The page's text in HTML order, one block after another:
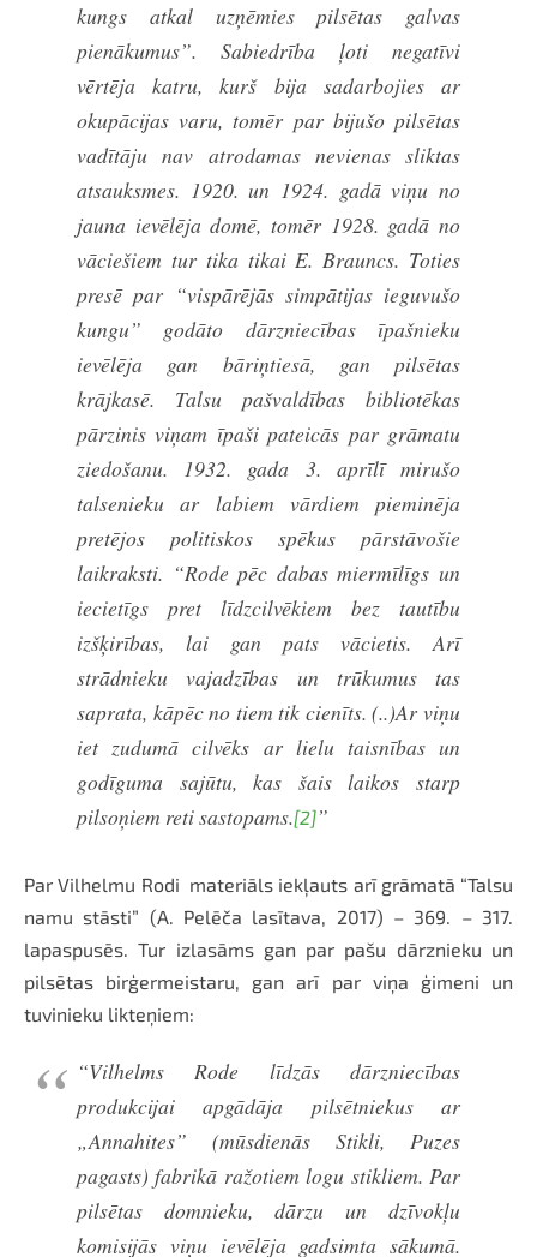
kungs atkal uzņēmies pilsētas galvas
pienākumus”. Sabiedrība ļoti negatīvi
vērtēja katru, kurš bija sadarbojies ar
okupācijas varu, tomēr par bijušo pilsētas
vadītāju nav atrodamas nevienas sliktas
atsauksmes. 1920. un 1924. gadā viņu no
jauna ievēlēja domē, tomēr 1928. gadā no
vāciešiem tur tika tikai E. Brauncs. Toties
presē par “vispārējās simpātijas ieguvušo
kungu” godāto dārzniecības īpašnieku
ievēlēja gan bāriņtiesā, gan pilsētas
krājkasē. Talsu pašvaldības bibliotēkas
pārzinis viņam īpaši pateicās par grāmatu
ziedošanu. 1932. gada 3. aprīlī mirušo
talsenieku ar labiem vārdiem pieminēja
pretējos politiskos spēkus pārstāvošie
laikraksti. “Rode pēc dabas miermīlīgs un
iecietīgs pret līdzcilvēkiem bez tautību
izšķirības, lai gan pats vācietis. Arī
strādnieku vajadzības un trūkumus tas
saprata, kāpēc no tiem tik cienīts. (..)Ar viņu
iet zudumā cilvēks ar lielu taisnības un
godīguma sajūtu, kas šais laikos starp
pilsoņiem reti sastopams.[2]”
Par Vilhelmu Rodi materiāls iekļauts arī grāmatā “Talsu
namu stāsti” (A. Pelēča lasītava, 2017) – 369. – 317.
lapaspusēs. Tur izlasāms gan par pašu dārznieku un
pilsētas birģermeistaru, gan arī par viņa ģimeni un
tuvinieku likteņiem:
“Vilhelms Rode līdzās dārzniecības
produkcijai apgādāja pilsētniekus ar
„Annahites” (mūsdienās Stikli, Puzes
pagasts) fabrikā ražotiem logu stikliem. Par
pilsētas domnieku, dārzu un dzīvokļu
komisijās viņu ievēlēja gadsimta sākumā.